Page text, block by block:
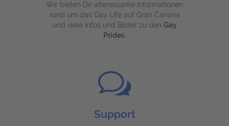
Wir bieten Dir interessante Informationen
rund um das Gay Life auf Gran Canaria
und viele Infos und Bilder zu den Gay
Prides.
Support